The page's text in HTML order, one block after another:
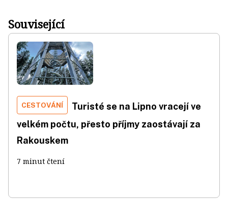
Související
CESTOVÁNÍ
Turisté se na Lipno vracejí ve
velkém počtu, přesto příjmy zaostávají za
Rakouskem
7 minut čtení